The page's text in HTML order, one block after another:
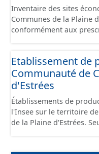
Inventaire des sites
Communes de la Plaine
conformément aux
Etablissement de
Communauté de
d'Estrées
Établissements de
l'Insee sur le territoire
de la Plaine d'Estrées. Seuls les établissements situés à